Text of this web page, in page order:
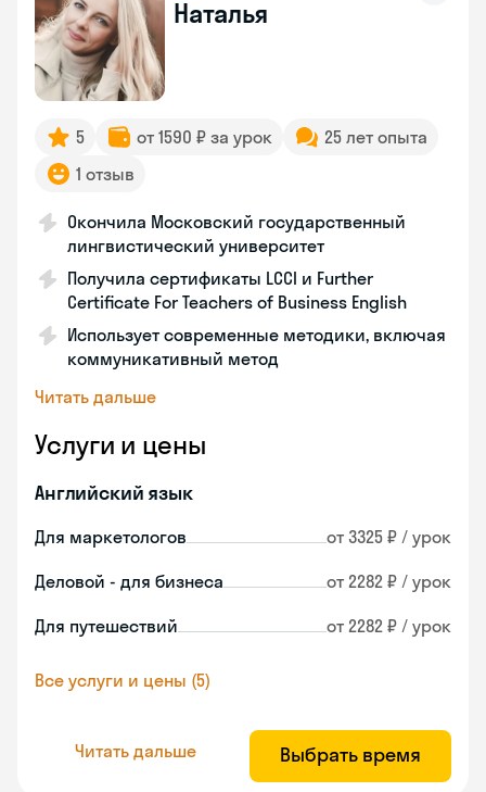
Наталья
5 от 1590 ₽ за урок
25 лет опыта
1 отзыв
Окончила Московский государственный
лингвистический университет
Получила сертификаты LCCI и Further
Certificate For Teachers of Business English
Использует современные методики, включая
коммуникативный метод
Читать дальше
Услуги и цены
Английский язык
Для маркетологов от 3325 ₽ / урок
Деловой - для бизнеса от 2282 ₽ / урок
Для путешествий от 2282 ₽ / урок
Все услуги и цены (5)
Читать дальше Выбрать время